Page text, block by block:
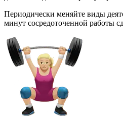
Периодически меняйте виды
минут сосредоточенной работы